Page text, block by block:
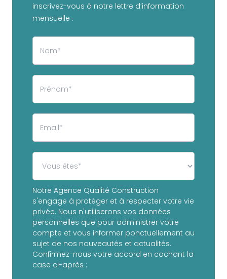
inscrivez-vous à notre lettre d’information
mensuelle :
Notre Agence Qualité Construction
s'engage à protéger et à respecter votre vie
privée. Nous n'utiliserons vos données
personnelles que pour administrer votre
compte et vous informer ponctuellement au
sujet de nos nouveautés et actualités.
Confirmez-nous votre accord en cochant la
case ci-après :